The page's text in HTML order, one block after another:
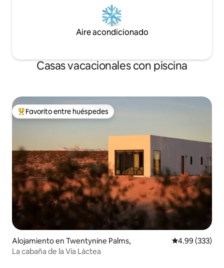
Aire acondicionado
Casas vacacionales con piscina
Favorito entre huéspedes preferido
Favorito entre huéspedes
Alojamiento en Twentynine Palms, Calificación
4.99 (333)
La cabaña de la Vía Láctea